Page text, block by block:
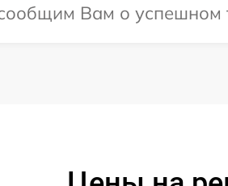
Вам о успешном